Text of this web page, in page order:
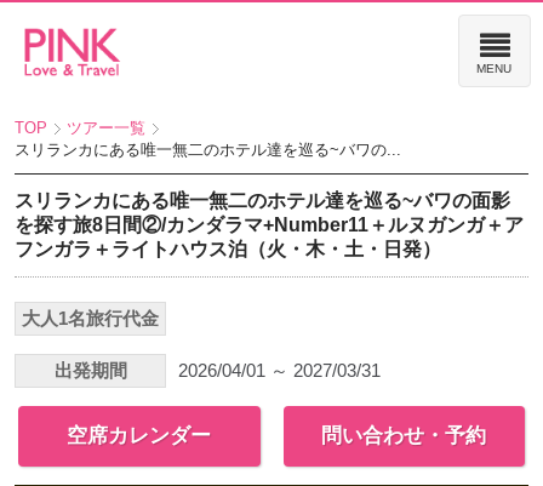
TOP
ツアー一覧
スリランカにある唯一無二のホテル達を巡る~バワの...
スリランカにある唯一無二のホテル達を巡る~バワの面影
を探す旅8日間②/カンダラマ+Number11＋ルヌガンガ＋ア
フンガラ＋ライトハウス泊（火・木・土・日発）
大人1名旅行代金
出発期間 2026/04/01 ～ 2027/03/31
空席カレンダー 問い合わせ・予約